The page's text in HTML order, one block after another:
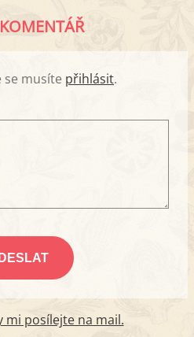
se musíte přihlásit.
mi posílejte na mail.